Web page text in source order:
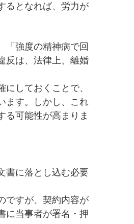
るとなれば、労力が
「強度の精神病で回
反は、法律上、離婚
しておくことで、
ます。しかし、これ
る可能性が高まりま
書に落とし込む必要
ですが、契約内容が
に当事者が署名・押